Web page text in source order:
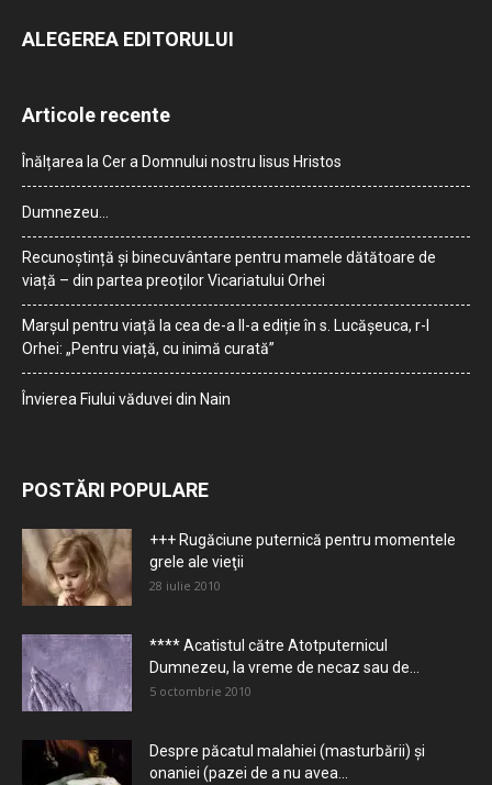
ALEGEREA EDITORULUI
Articole recente
Înălțarea la Cer a Domnului nostru Iisus Hristos
Dumnezeu…
Recunoștință și binecuvântare pentru mamele dătătoare de
viață – din partea preoților Vicariatului Orhei
Marșul pentru viață la cea de-a II-a ediție în s. Lucășeuca, r-l
Orhei: „Pentru viață, cu inimă curată”
Învierea Fiului văduvei din Nain
POSTĂRI POPULARE
+++ Rugăciune puternică pentru momentele
grele ale vieţii
28 iulie 2010
**** Acatistul către Atotputernicul
Dumnezeu, la vreme de necaz sau de...
5 octombrie 2010
Despre păcatul malahiei (masturbării) şi
onaniei (pazei de a nu avea...